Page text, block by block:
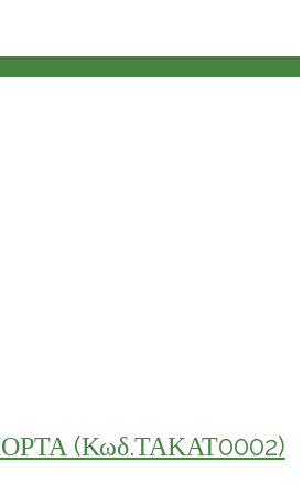
(Κωδ.ΤΑΚΑΤ0002)